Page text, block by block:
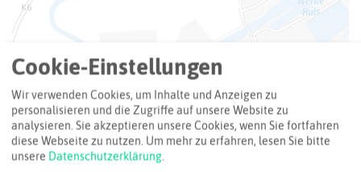
Cookie-Einstellungen
Wir verwenden Cookies, um Inhalte und Anzeigen zu
personalisieren und die Zugriffe auf unsere Website zu
analysieren. Sie akzeptieren unsere Cookies, wenn Sie fortfahren
diese Webseite zu nutzen. Um mehr zu erfahren, lesen Sie bitte
unsere Datenschutzerklärung.